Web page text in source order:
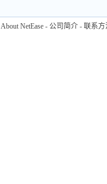
About NetEase - 公司简介 - 联系方